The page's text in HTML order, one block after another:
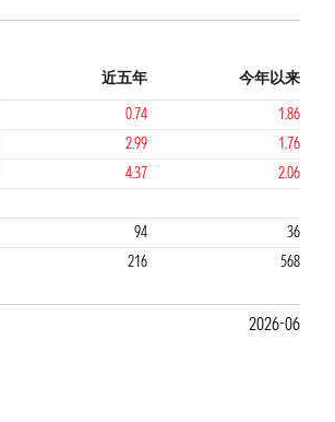
近五年
今年以来
0.74
1.86
2.99
1.76
4.37
2.06
2
94
36
216 568
2026-06